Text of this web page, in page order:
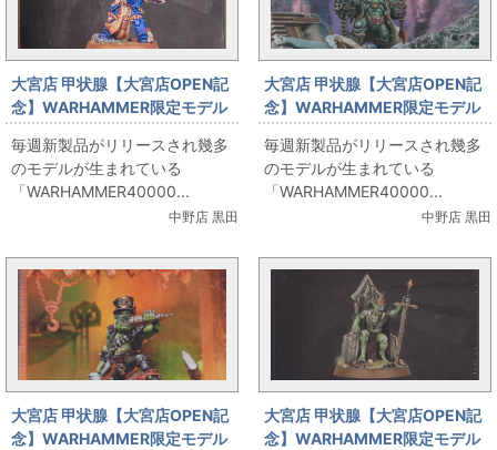
大宮店 甲状腺【大宮店OPEN記
念】WARHAMMER限定モデル
「PRIMARIS COMPANY
CHAMPION プライマリス・カ
ンパニー・チャンピオン」出し
ます！
毎週新製品がリリースされ幾多
のモデルが生まれている
「WARHAMMER40000...
中野店 黒田
大宮店 甲状腺【大宮店OPEN記
念】WARHAMMER限定モデル
「KAHL YOHT GRENDOK カー
ル・ヨート・グレンドック」出
します
毎週新製品がリリースされ幾多
のモデルが生まれている
「WARHAMMER40000...
中野店 黒田
大宮店 甲状腺【大宮店OPEN記
念】WARHAMMER限定モデル
大宮店 甲状腺【大宮店OPEN記
念】WARHAMMER限定モデル